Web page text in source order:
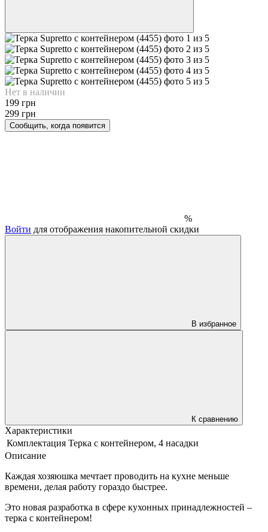
Нет в наличии
199 грн
299 грн
Сообщить, когда появится
%
Войти для отображения накопительной скидки
В избранное
К сравнению
Характеристики
Комплектация Терка с контейнером, 4 насадки
Описание
Каждая хозяюшка мечтает проводить на кухне меньше
времени, делая работу гораздо быстрее.
Это новая разработка в сфере кухонных принадлежностей –
терка с контейнером!